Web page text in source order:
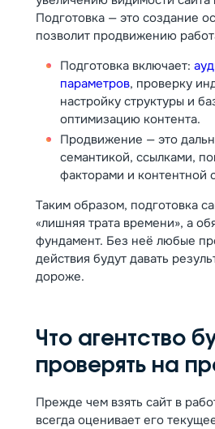
Подготовка — это создание
позволит продвижению
Подготовка включает:
параметров, проверку
настройку структуры и
оптимизацию контента.
Продвижение — это
семантикой, ссылками,
факторами и контентной
Таким образом, подготовка
«лишняя трата времени», а
фундамент. Без неё любые
действия будут давать
дороже.
Что агентство
проверять на
Прежде чем взять сайт в
всегда оценивает его